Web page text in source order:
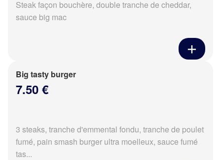
Steak façon bouchère, double tranche de cheddar,
sauce big mac
Big tasty burger
7.50 €
3 steaks, tranche d'emmental fondu, tranche de poulet
fumé, pain smash burger ultra moelleux, sauce fumé
tas...